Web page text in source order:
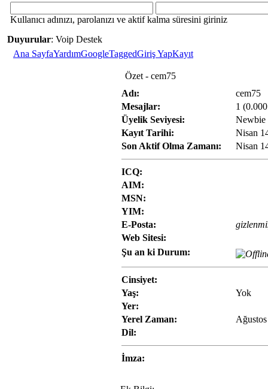
Kullanıcı adınızı, parolanızı ve aktif kalma süresini giriniz
Duyurular: Voip Destek
Ana SayfaYardımGoogleTaggedGiriş YapKayıt
Özet - cem75
Adı:
cem75
Mesajlar:
1
Üyelik Seviyesi:
Newbie
Kayıt Tarihi:
Nisan
Son Aktif Olma Zamanı:
Nisan
ICQ:
AIM:
MSN:
YIM:
E-Posta:
Web Sitesi:
Şu an ki Durum:
Cinsiyet:
Yaş:
Yok
Yer:
Yerel Zaman:
Dil:
İmza: